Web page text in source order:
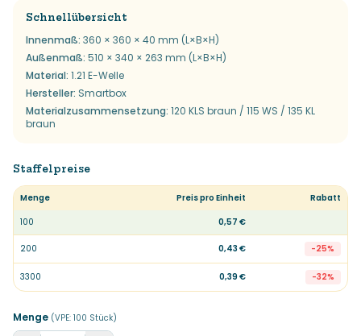
Schnellübersicht
Innenmaß: 360 × 360 × 40 mm (L×B×H)
Außenmaß: 510 × 340 × 263 mm (L×B×H)
Material: 1.21 E-Welle
Hersteller: Smartbox
Materialzusammensetzung: 120 KLS braun / 115 WS / 135 KL
braun
Staffelpreise
Menge Preis pro Einheit
Rabatt
100
0,57 €
200 0,43 € -25%
3300 0,39 € -32%
Menge (VPE: 100 Stück)